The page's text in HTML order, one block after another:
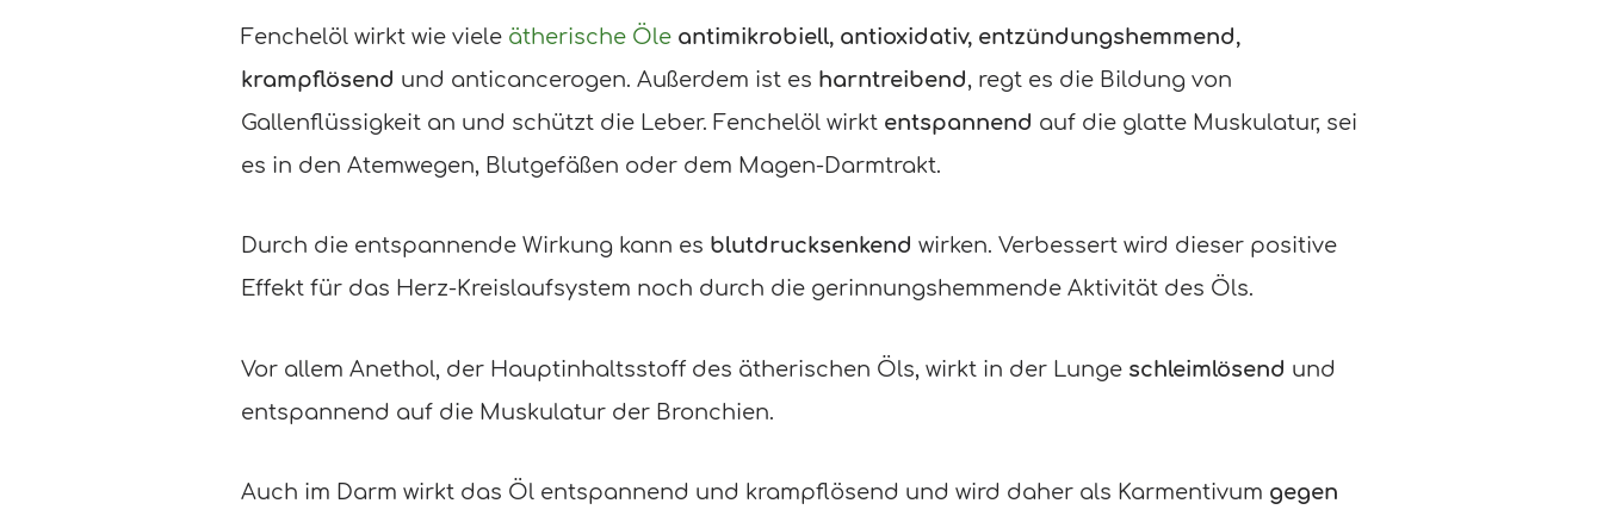
Fenchelöl wirkt wie viele ätherische Öle antimikrobiell, antioxidativ, entzündungshemmend,
krampflösend und anticancerogen. Außerdem ist es harntreibend, regt es die Bildung von
Gallenflüssigkeit an und schützt die Leber. Fenchelöl wirkt entspannend auf die glatte Muskulatur, sei
es in den Atemwegen, Blutgefäßen oder dem Magen-Darmtrakt.
Durch die entspannende Wirkung kann es blutdrucksenkend wirken. Verbessert wird dieser positive
Effekt für das Herz-Kreislaufsystem noch durch die gerinnungshemmende Aktivität des Öls.
Vor allem Anethol, der Hauptinhaltsstoff des ätherischen Öls, wirkt in der Lunge schleimlösend und
entspannend auf die Muskulatur der Bronchien.
Auch im Darm wirkt das Öl entspannend und krampflösend und wird daher als Karmentivum gegen